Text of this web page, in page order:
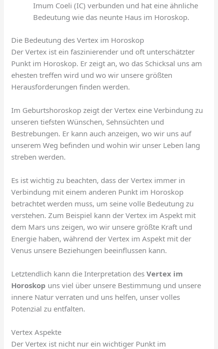
Imum Coeli (IC) verbunden und hat eine ähnliche
Bedeutung wie das neunte Haus im Horoskop.
Die Bedeutung des Vertex im Horoskop
Der Vertex ist ein faszinierender und oft unterschätzter
Punkt im Horoskop. Er zeigt an, wo das Schicksal uns am
ehesten treffen wird und wo wir unsere größten
Herausforderungen finden werden.
Im Geburtshoroskop zeigt der Vertex eine Verbindung zu
unseren tiefsten Wünschen, Sehnsüchten und
Bestrebungen. Er kann auch anzeigen, wo wir uns auf
unserem Weg befinden und wohin wir unser Leben lang
streben werden.
Es ist wichtig zu beachten, dass der Vertex immer in
Verbindung mit einem anderen Punkt im Horoskop
betrachtet werden muss, um seine volle Bedeutung zu
verstehen. Zum Beispiel kann der Vertex im Aspekt mit
dem Mars uns zeigen, wo wir unsere größte Kraft und
Energie haben, während der Vertex im Aspekt mit der
Venus unsere Beziehungen beeinflussen kann.
Letztendlich kann die Interpretation desVertex im
Horoskop uns viel über unsere Bestimmung und unsere
innere Natur verraten und uns helfen, unser volles
Potenzial zu entfalten.
Vertex Aspekte
Der Vertex ist nicht nur ein wichtiger Punkt im